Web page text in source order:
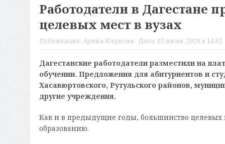
Работодатели в Дагестане
целевых мест в вузах
Публикация:Арина Юсупова Дата: 03 июля, 2026 в 14:02
Дагестанские работодатели разместили на
обучении. Предложения для абитуриентов и
Хасавюртовского, Рутульского районов,
другие учреждения.
Как и в предыдущие годы, большинство
образованию.